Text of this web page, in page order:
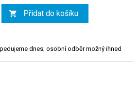
 Přidat do košíku
dnes; osobní odběr možný ihned